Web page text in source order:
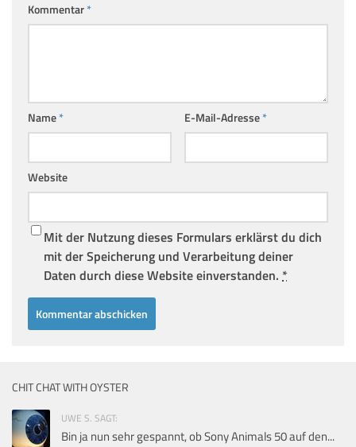
Kommentar*
Name* E-Mail-Adresse*
Website
Mit der Nutzung dieses Formulars erklärst du dich
mit der Speicherung und Verarbeitung deiner
Daten durch diese Website einverstanden. *
CHIT CHAT WITH OYSTER
UWE S. SAGT:
Bin ja nun sehr gespannt, ob Sony Animals 50 auf den...